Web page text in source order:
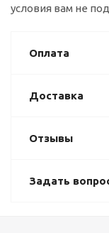
условия вам не
Оплата
Доставка
Отзывы
Задать